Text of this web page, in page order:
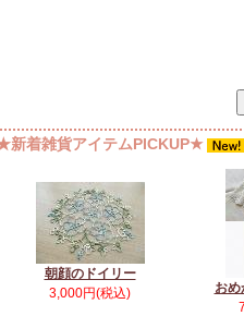
新着雑貨アイテムPICKUP★
朝顔のドイリー
3,000円(税込)
お